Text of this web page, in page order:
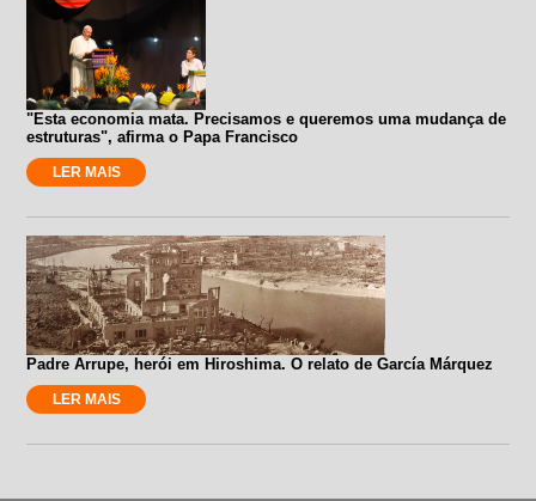
"Esta economia mata. Precisamos e queremos uma mudança de
estruturas", afirma o Papa Francisco
LER MAIS
Padre Arrupe, herói em Hiroshima. O relato de García Márquez
LER MAIS